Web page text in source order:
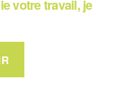
votre travail, je